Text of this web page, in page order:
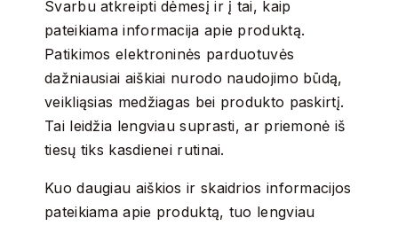
Svarbu atkreipti dėmesį ir į tai, kaip
pateikiama informacija apie produktą.
Patikimos elektroninės parduotuvės
dažniausiai aiškiai nurodo naudojimo būdą,
veikliąsias medžiagas bei produkto paskirtį.
Tai leidžia lengviau suprasti, ar priemonė iš
tiesų tiks kasdienei rutinai.
Kuo daugiau aiškios ir skaidrios informacijos
pateikiama apie produktą, tuo lengviau